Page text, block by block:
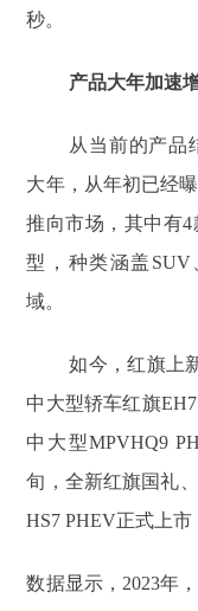
秒。
产品大年加速
从当前的产品
大年，从年初已经
推向市场，其中有
型，种类涵盖
域。
如今，红旗上
中大型轿车红旗
中大型MPVHQ9
旬，全新红旗国礼
HS7 PHEV正式上市
数据显示，2023年